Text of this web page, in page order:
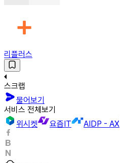
리플러스
스크랩
물어보기
서비스 전체보기
위시켓
요즘IT AIDP - AX